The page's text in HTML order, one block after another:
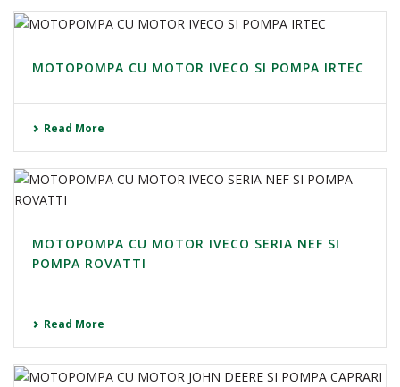
MOTOPOMPA CU MOTOR IVECO SI POMPA IRTEC
Read More
MOTOPOMPA CU MOTOR IVECO SERIA NEF SI
POMPA ROVATTI
Read More